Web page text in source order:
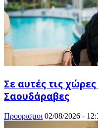
Σε αυτές τις
Σαουδάραβες
Προορισμοι 02/08/2026 -